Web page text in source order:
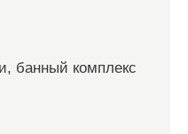
банный комплекс